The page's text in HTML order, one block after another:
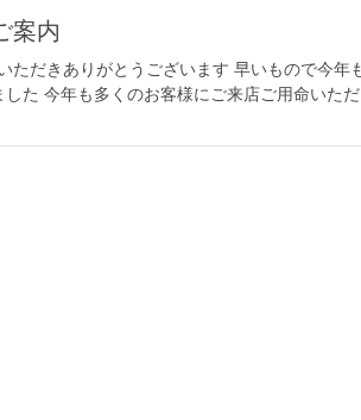
案内
ただきありがとうございます 早いもので今年
した 今年も多くのお客様にご来店ご用命いた